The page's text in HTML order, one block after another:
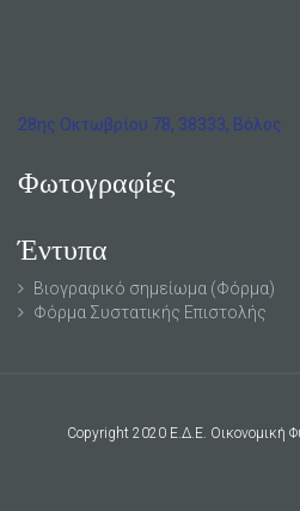
28ης Οκτωβρίου 78, 38333, Βόλος
Φωτογραφίες
Έντυπα
Βιογραφικό σημείωμα (Φόρμα)
Φόρμα Συστατικής Επιστολής
Copyright 2020 Ε.Δ.Ε. Οικονομική